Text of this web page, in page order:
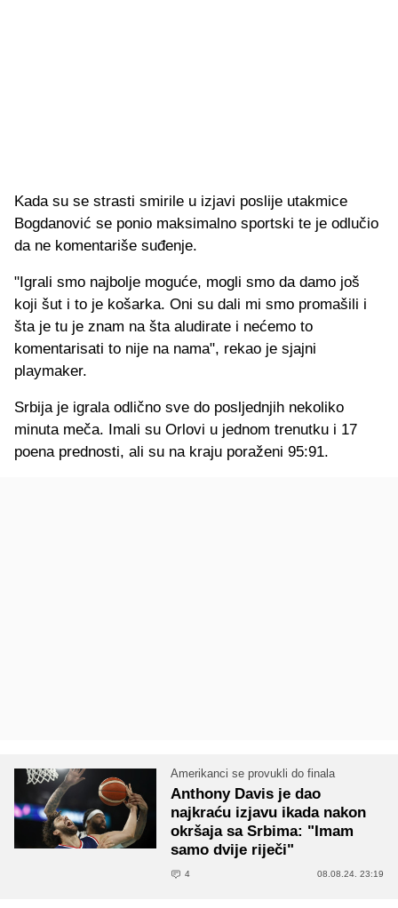
Kada su se strasti smirile u izjavi poslije utakmice
Bogdanović se ponio maksimalno sportski te je odlučio
da ne komentariše suđenje.
"Igrali smo najbolje moguće, mogli smo da damo još
koji šut i to je košarka. Oni su dali mi smo promašili i
šta je tu je znam na šta aludirate i nećemo to
komentarisati to nije na nama", rekao je sjajni
playmaker.
Srbija je igrala odlično sve do posljednjih nekoliko
minuta meča. Imali su Orlovi u jednom trenutku i 17
poena prednosti, ali su na kraju poraženi 95:91.
Amerikanci se provukli do finala
Anthony Davis je dao
najkraću izjavu ikada nakon
okršaja sa Srbima: "Imam
samo dvije riječi"
4 08.08.24. 23:19